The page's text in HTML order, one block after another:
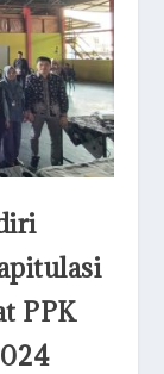
PPK